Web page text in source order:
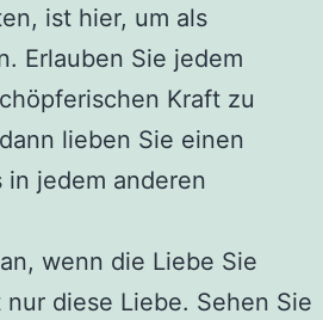
ist hier, um als
Erlauben Sie jedem
Kraft zu
lieben Sie einen
in jedem anderen
wenn die Liebe Sie
diese Liebe. Sehen Sie